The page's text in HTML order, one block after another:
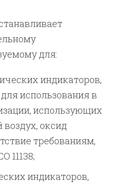
для:
индикаторов,
использования в
использующих
воздух, оксид
требованиям,
11138;
индикаторов,